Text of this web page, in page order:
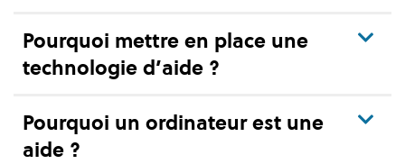
Pourquoi mettre en place une
technologie d’aide ?
Pourquoi un ordinateur est une
aide ?